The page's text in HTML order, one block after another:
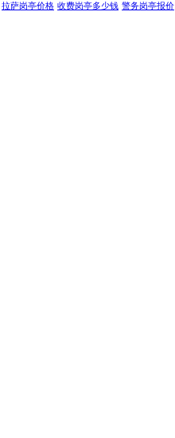
拉萨岗亭价格 收费岗亭多少钱 警务岗亭报价